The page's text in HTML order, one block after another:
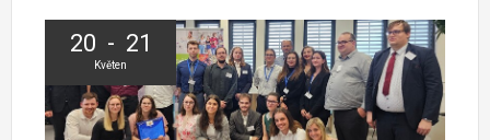
20 - 21
Květen